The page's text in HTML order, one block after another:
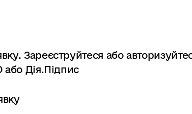
Зареєструйтеся або
або Дія.Підпис